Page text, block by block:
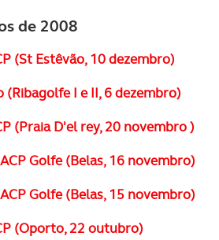
de 2008
(St Estêvão, 10 dezembro)
(Ribagolfe I e II, 6 dezembro)
(Praia D'el rey, 20 novembro )
Golfe (Belas, 16 novembro)
Golfe (Belas, 15 novembro)
(Oporto, 22 outubro)